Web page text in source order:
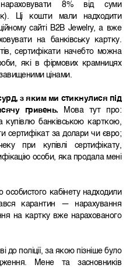
8% від суми
Ці кошти мали надходити
сайті B2B Jewelry, а вже
на банківську картку.
сертифікати начебто можна
які в фірмових крамницях
цінами.
з яким ми стикнулися під
гривень.
Мова тут про:
купівлю банківською карткою,
сертифікат за долари чи євро;
при купівлі сертифікату,
особи, яка продала мені
особистого кабінету надходили
карантин — нарахування
на картку вже нарахованого
до поліції, за якою пізніше було
Мене та засновників